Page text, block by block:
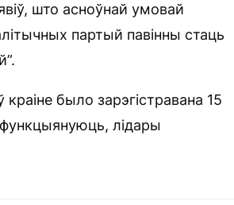
што асноўнай умовай
партый павінны стаць
было зарэгістравана 15
лідары